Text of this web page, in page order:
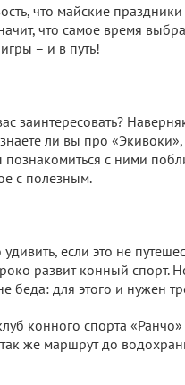
что майские
что самое время
– и в путь!
заинтересовать?
ли вы про
познакомиться с ними
с полезным.
если это не
развит конный спорт.
беда: для этого и нужен
конного спорта «Ранчо»
же маршрут до